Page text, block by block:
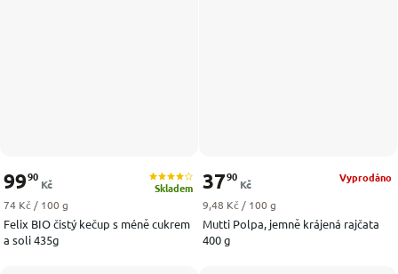
Felix BIO čistý kečup s méně cukrem
a soli 435g
Skladem
9990
Kč
Měrná cena:
74 Kč / 100 g
Mutti Polpa, jemně krájená rajčata
400 g
Vyprodáno
3790
Kč
Měrná cena:
9,48 Kč / 100 g